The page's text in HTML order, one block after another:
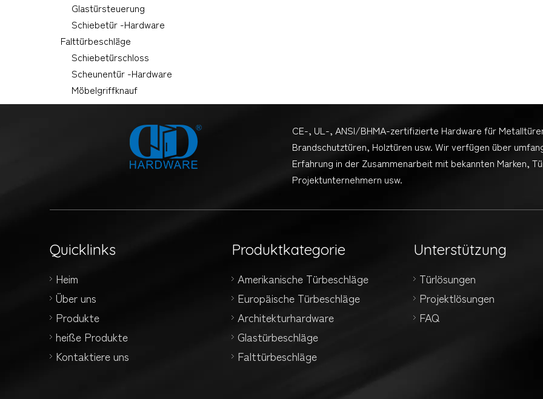
Glastürsteuerung
Schiebetür -Hardware
Falttürbeschläge
Schiebetürschloss
Scheunentür -Hardware
Möbelgriffknauf
CE-, UL-, ANSI/BHMA-zertifizierte Hardware für
Brandschutztüren, Holztüren usw. Wir verfügen über
Erfahrung in der Zusammenarbeit mit bekannten Marken,
Projektunternehmern usw.
Quicklinks
Heim
Über uns
Produkte
heiße Produkte
Kontaktiere uns
Produktkategorie
Amerikanische Türbeschläge
Europäische Türbeschläge
Architekturhardware
Glastürbeschläge
Falttürbeschläge
Unterstützung
Türlösungen
Projektlösungen
FAQ